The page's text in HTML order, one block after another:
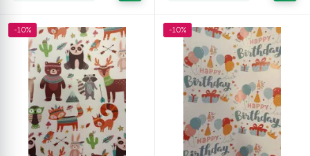
-10% -10%